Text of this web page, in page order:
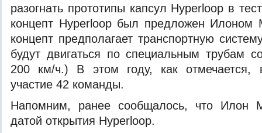
разогнать прототипы капсул Hyperloop в
концепт Hyperloop был предложен Илоном
концепт предполагает транспортную
будут двигаться по специальным трубам
200 км/ч.) В этом году, как отмечается,
участие 42 команды.
Напомним, ранее сообщалось, что Илон
датой открытия Hyperloop.